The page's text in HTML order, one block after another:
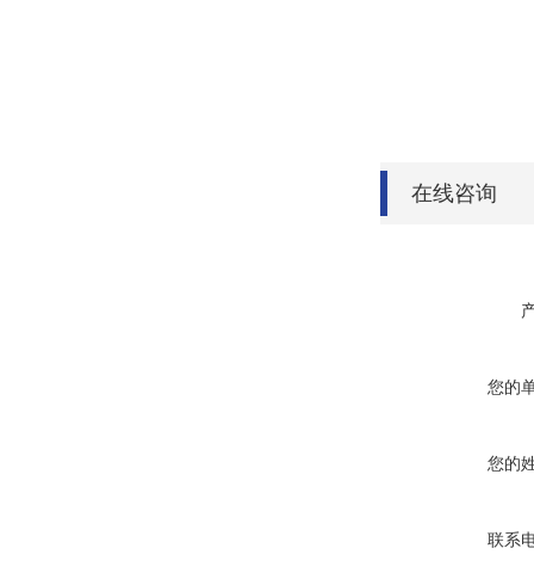
在线咨询
您的
您的
联系